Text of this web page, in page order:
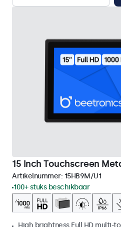
15 Inch Touchscreen
Artikelnummer: 15HB9M/U1
100+ stuks beschikbaar
High brightness Full HD multi-